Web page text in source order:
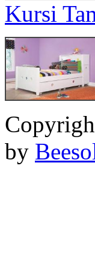
Kursi
by